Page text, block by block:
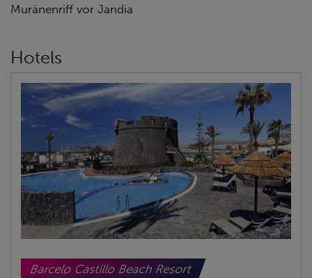
Muränenriff vor Jandia
Hotels
Barcelo Castillo Beach Resort